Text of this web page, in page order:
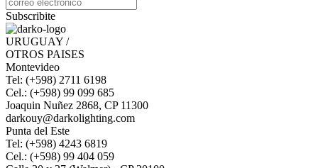
Subscribite
URUGUAY /
OTROS PAISES
Montevideo
Tel: (+598) 2711 6198
Cel.: (+598) 99 099 685
Joaquin Nuñez 2868, CP 11300
darkouy@darkolighting.com
Punta del Este
Tel: (+598) 4243 6819
Cel.: (+598) 99 404 059